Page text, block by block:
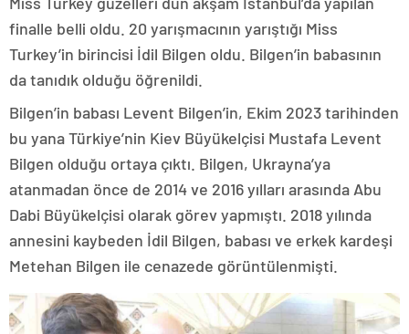
finalle belli oldu. 20 yarışmacının yarıştığı Miss
Turkey’in birincisi İdil Bilgen oldu. Bilgen’in babasının
da tanıdık olduğu öğrenildi.
Bilgen’in babası Levent Bilgen’in, Ekim 2023 tarihinden
bu yana Türkiye’nin Kiev Büyükelçisi Mustafa Levent
Bilgen olduğu ortaya çıktı. Bilgen, Ukrayna’ya
atanmadan önce de 2014 ve 2016 yılları arasında Abu
Dabi Büyükelçisi olarak görev yapmıştı. 2018 yılında
annesini kaybeden İdil Bilgen, babası ve erkek kardeşi
Metehan Bilgen ile cenazede görüntülenmişti.